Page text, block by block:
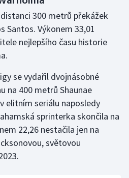
300 metrů překážek
Santos. Výkonem 33,01
nejlepšího času historie
se vydařil dvojnásobné
na 400 metrů Shaunae
elitním seriálu naposledy
sprinterka skončila na
22,26 nestačila jen na
světovou